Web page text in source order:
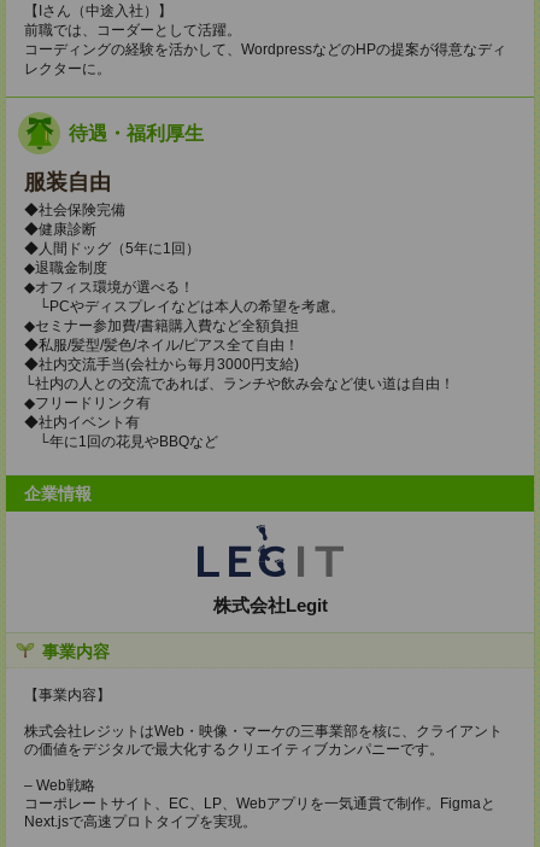
【Iさん（中途入社）】
前職では、コーダーとして活躍。
コーディングの経験を活かして、WordpressなどのHPの提案が得意なディ
レクターに。
待遇・福利厚生
服装自由
◆社会保険完備
◆健康診断
◆人間ドッグ（5年に1回）
◆退職金制度
◆オフィス環境が選べる！
└PCやディスプレイなどは本人の希望を考慮。
◆セミナー参加費/書籍購入費など全額負担
◆私服/髪型/髪色/ネイル/ピアス全て自由！
◆社内交流手当(会社から毎月3000円支給)
└社内の人との交流であれば、ランチや飲み会など使い道は自由！
◆フリードリンク有
◆社内イベント有
└年に1回の花見やBBQなど
企業情報
株式会社Legit
事業内容
【事業内容】
株式会社レジットはWeb・映像・マーケの三事業部を核に、クライアント
の価値をデジタルで最大化するクリエイティブカンパニーです。
– Web戦略
コーポレートサイト、EC、LP、Webアプリを一気通貫で制作。Figmaと
Next.jsで高速プロトタイプを実現。